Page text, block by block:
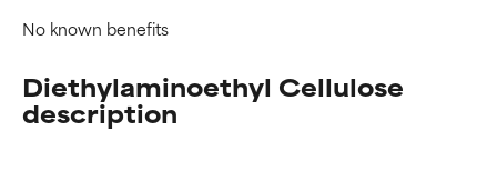
No known benefits
Diethylaminoethyl Cellulose
description